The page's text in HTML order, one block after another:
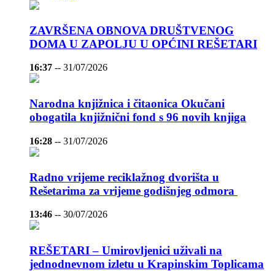
ZAVRŠENA OBNOVA DRUŠTVENOG
DOMA U ZAPOLJU U OPĆINI REŠETARI
16:37 -- 31/07/2026
Narodna knjižnica i čitaonica Okučani
obogatila knjižnični fond s 96 novih knjiga
16:28 -- 31/07/2026
Radno vrijeme reciklažnog dvorišta u
Rešetarima za vrijeme godišnjeg odmora
13:46 -- 30/07/2026
REŠETARI – Umirovljenici uživali na
jednodnevnom izletu u Krapinskim Toplicama